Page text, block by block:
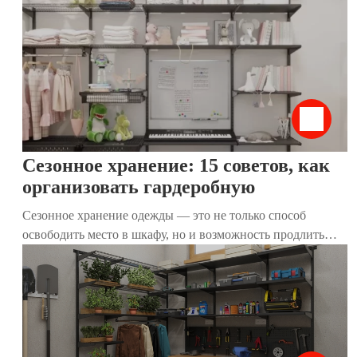
беспорядок. Популяризированный японской эксперткой
Мари Кондо, этот метод позволяет экономить место,
сохранять порядок и упрощать повседневную жизнь. В
этой статье мы разберём, как работает вертикальное
хранение, почему оно подходит для гардеробных и как
наши гардеробные системы помогают воплотить его в
жизнь.
Сезонное хранение: 15 советов, как
организовать гардеробную
Сезонное хранение одежды — это не только способ
освободить место в шкафу, но и возможность продлить
жизнь любимым вещам. Правильная организация
гардеробной помогает легко находить нужные предметы,
поддерживать порядок и экономить время. В этой статье
мы собрали 15 практичных советов, которые помогут вам
эффективно подготовить и организовать сезонное
хранение, независимо от размера вашего дома.